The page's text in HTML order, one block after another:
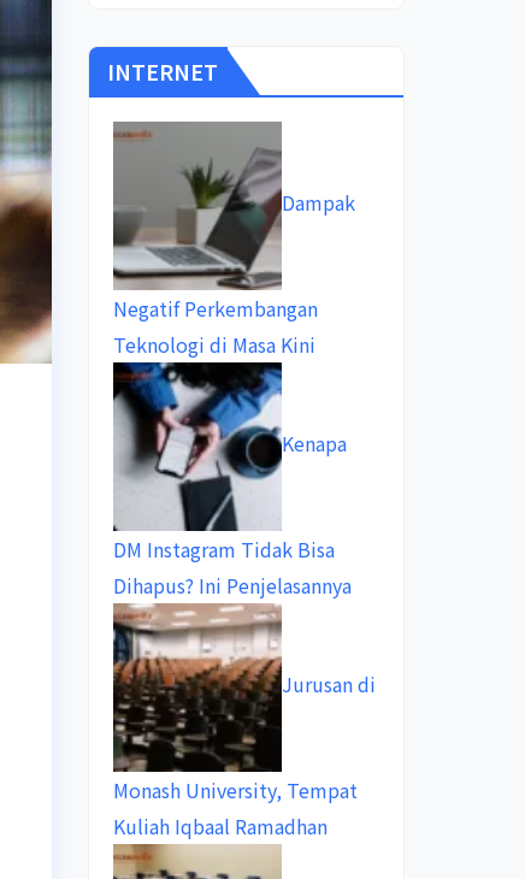
INTERNET
Dampak
Negatif Perkembangan
Teknologi di Masa Kini
Kenapa
DM Instagram Tidak Bisa
Dihapus? Ini Penjelasannya
Jurusan di
Monash University, Tempat
Kuliah Iqbaal Ramadhan